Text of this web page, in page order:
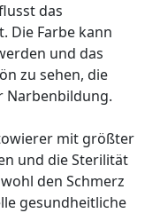
das
Die Farbe kann
und das
zu sehen, die
Narbenbildung.
mit größter
und die Sterilität
den Schmerz
gesundheitliche